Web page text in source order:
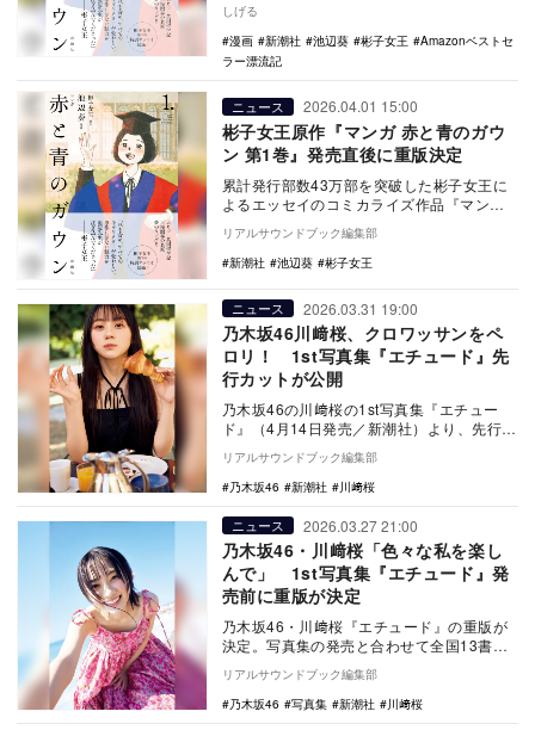
「護衛官」と…
しげる
漫画
新潮社 池辺葵 彬子女王
Amazonベストセ
ラー漂流記
ニュース 2026.04.01 15:00
彬子女王原作『マンガ 赤と青のガウ
ン 第1巻』発売直後に重版決定
累計発行部数43万部を突破した彬子女王に
よるエッセイのコミカライズ作品『マンガ
赤と青のガウン 第1巻』が3月25日に発売さ
れ、…
リアルサウンドブック編集部
新潮社
池辺葵 彬子女王
ニュース 2026.03.31 19:00
乃木坂46川﨑桜、クロワッサンをペ
ロリ！ 1st写真集『エチュード』先
行カットが公開
乃木坂46の川﨑桜の1st写真集『エチュー
ド』（4月14日発売／新潮社）より、先行カ
ットが解禁された。 多才なメンバーが…
リアルサウンドブック編集部
乃木坂46
新潮社 川﨑桜
ニュース 2026.03.27 21:00
乃木坂46・川﨑桜「色々な私を楽し
んで」 1st写真集『エチュード』発
売前に重版が決定
乃木坂46・川﨑桜『エチュード』の重版が
決定。写真集の発売と合わせて全国13書店
でのパネル展開催。誕生日当日に特典が届
く「お誕生…
リアルサウンドブック編集部
乃木坂46
写真集 新潮社 川﨑桜